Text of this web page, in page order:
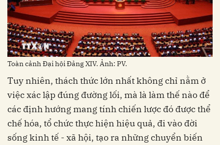
Toàn cảnh Đại hội Đảng XIV. Ảnh: PV.
Tuy nhiên, thách thức lớn nhất không chỉ nằm ở
việc xác lập đúng đường lối, mà là làm thế nào để
các định hướng mang tính chiến lược đó được thể
chế hóa, tổ chức thực hiện hiệu quả, đi vào đời
sống kinh tế - xã hội, tạo ra những chuyển biến